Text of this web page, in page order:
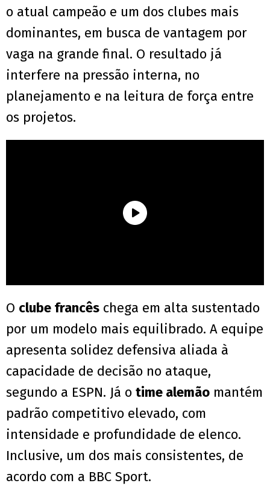
o atual campeão e um dos clubes mais
dominantes, em busca de vantagem por
vaga na grande final. O resultado já
interfere na pressão interna, no
planejamento e na leitura de força entre
os projetos.
O clube francês chega em alta sustentado
por um modelo mais equilibrado. A equipe
apresenta solidez defensiva aliada à
capacidade de decisão no ataque,
segundo a ESPN. Já o time alemão mantém
padrão competitivo elevado, com
intensidade e profundidade de elenco.
Inclusive, um dos mais consistentes, de
acordo com a BBC Sport.